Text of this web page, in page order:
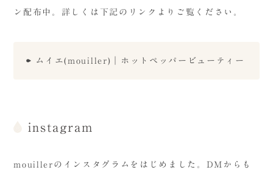
ン配布中。詳しくは下記のリンクよりご覧ください。
ムイエ(mouiller)｜ホットペッパービューティー
instagram
mouillerのインスタグラムをはじめました。DMからも